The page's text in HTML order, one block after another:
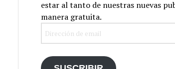
estar al tanto de nuestras nuevas
manera gratuita.